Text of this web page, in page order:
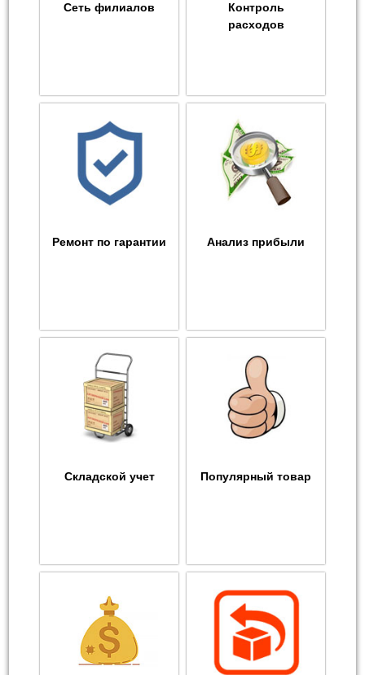
Сеть филиалов
Контроль
расходов
Ремонт по гарантии Анализ прибыли
Складской учет Популярный товар